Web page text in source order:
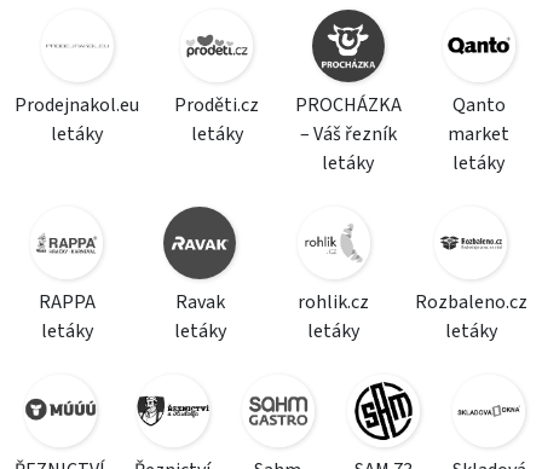
Prodejnakol.eu
letáky
Proděti.cz
letáky
PROCHÁZKA
– Váš řezník
letáky
Qanto
market
letáky
RAPPA
letáky
Ravak
letáky
rohlik.cz
letáky
Rozbaleno.cz
letáky